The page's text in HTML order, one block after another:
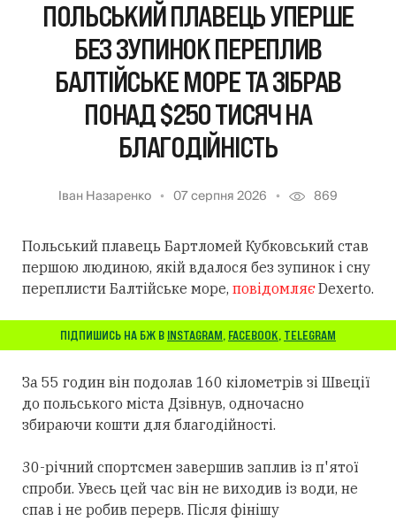
ПОЛЬСЬКИЙ ПЛАВЕЦЬ УПЕРШЕ
БЕЗ ЗУПИНОК ПЕРЕПЛИВ
БАЛТІЙСЬКЕ МОРЕ ТА ЗІБРАВ
ПОНАД $250 ТИСЯЧ НА
БЛАГОДІЙНІСТЬ
Іван Назаренко 07 серпня 2026 869
Польський плавець Бартломей Кубковський став
першою людиною, якій вдалося без зупинок і сну
переплисти Балтійське море, повідомляєDexerto.
ПІДПИШИСЬ НА БЖ В INSTAGRAM, FACEBOOK, TELEGRAM
За 55 годин він подолав 160 кілометрів зі Швеції
до польського міста Дзівнув, одночасно
збираючи кошти для благодійності.
30-річний спортсмен завершив заплив із п'ятої
спроби. Увесь цей час він не виходив із води, не
спав і не робив перерв. Після фінішу